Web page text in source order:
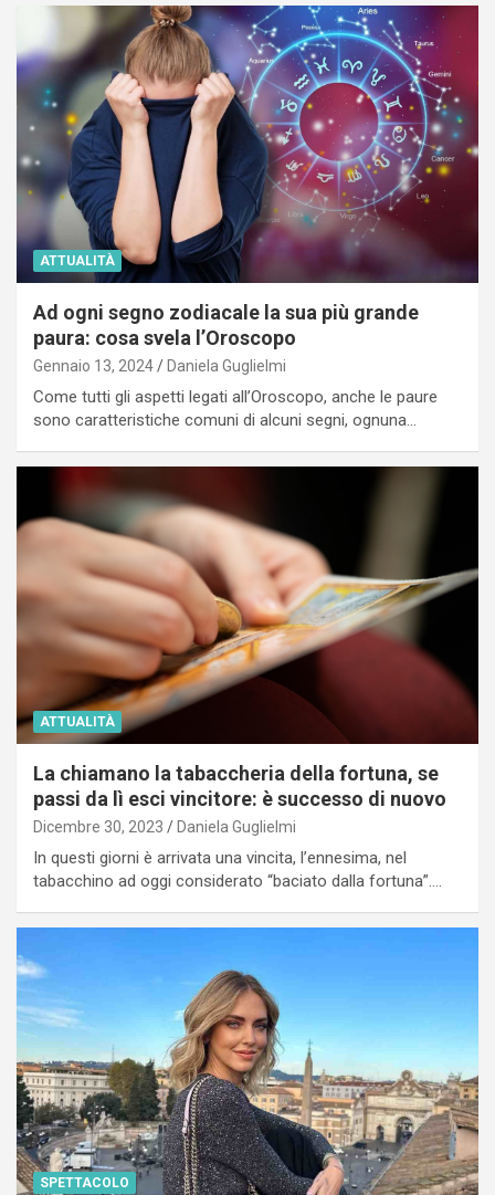
ATTUALITÀ
Ad ogni segno zodiacale la sua più grande
paura: cosa svela l’Oroscopo
Gennaio 13, 2024 Daniela Guglielmi
Come tutti gli aspetti legati all’Oroscopo, anche le paure
sono caratteristiche comuni di alcuni segni, ognuna…
ATTUALITÀ
La chiamano la tabaccheria della fortuna, se
passi da lì esci vincitore: è successo di nuovo
Dicembre 30, 2023 Daniela Guglielmi
In questi giorni è arrivata una vincita, l’ennesima, nel
tabacchino ad oggi considerato “baciato dalla fortuna”.…
SPETTACOLO